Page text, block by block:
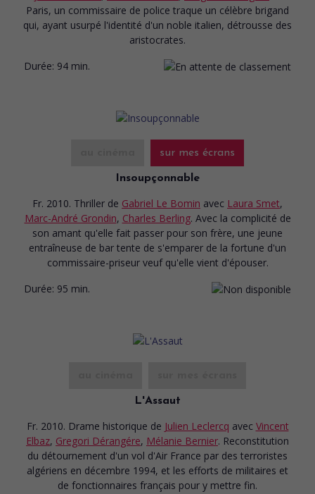
Paris, un commissaire de police traque un célèbre brigand
qui, ayant usurpé l'identité d'un noble italien, détrousse des
aristocrates.
Durée: 94 min.
sur mes écrans
Insoupçonnable
Fr. 2010. Thriller de Gabriel Le Bomin avec Laura Smet,
Marc-André Grondin, Charles Berling. Avec la complicité de
son amant qu'elle fait passer pour son frère, une jeune
entraîneuse de bar tente de s'emparer de la fortune d'un
commissaire-priseur veuf qu'elle vient d'épouser.
Durée: 95 min.
L'Assaut
Fr. 2010. Drame historique de Julien Leclercq avec Vincent
Elbaz, Gregori Dérangére, Mélanie Bernier. Reconstitution
du détournement d'un vol d'Air France par des terroristes
algériens en décembre 1994, et les efforts de militaires et
de fonctionnaires français pour y mettre fin.